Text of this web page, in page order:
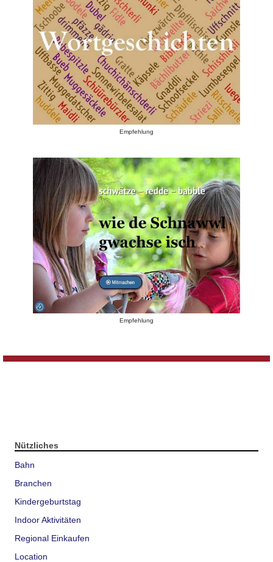
Empfehlung
Empfehlung
Nützliches
Bahn
Branchen
Kindergeburtstag
Indoor Aktivitäten
Regional Einkaufen
Location